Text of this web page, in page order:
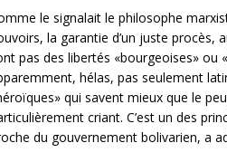
le signalait le philosophe
la garantie d’un juste procès,
pas des libertés «bourgeoises» ou
hélas, pas seulement
qui savent mieux que le
criant. C’est un des
du gouvernement bolivarien, a